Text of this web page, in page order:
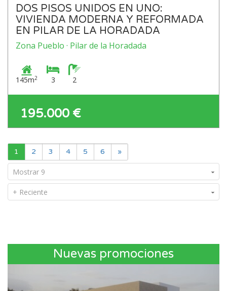
DOS PISOS UNIDOS EN UNO:
VIVIENDA MODERNA Y REFORMADA
EN PILAR DE LA HORADADA
Zona Pueblo · Pilar de la Horadada
145m2 3 2
195.000 €
1 2 3 4 5 6 »
Mostrar 9
+ Reciente
Nuevas promociones